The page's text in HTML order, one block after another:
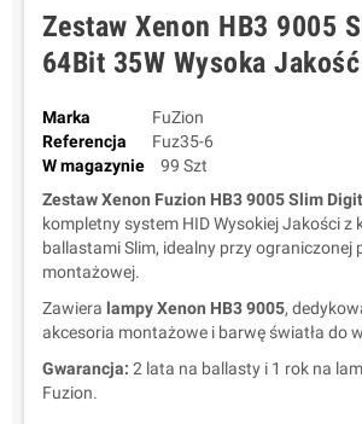
Zestaw Xenon HB3 9005
64Bit 35W Wysoka
Marka
FuZion
Referencja
Fuz35-6
W magazynie
99 Szt
Zestaw Xenon Fuzion HB3 9005 Slim
kompletny system HID Wysokiej Jakości z
ballastami Slim, idealny przy ograniczonej
montażowej.
Zawiera lampy Xenon HB3 9005,
akcesoria montażowe i barwę światła do
Gwarancja: 2 lata na ballasty i 1 rok na
Fuzion.